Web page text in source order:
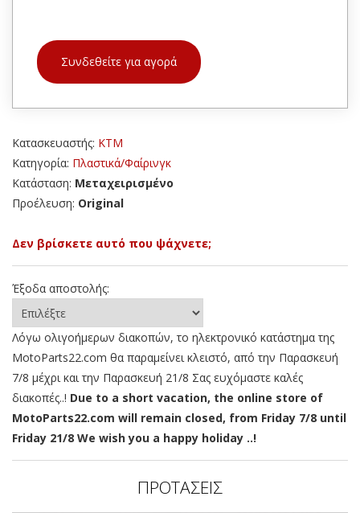
Συνδεθείτε για αγορά
Κατασκευαστής: KTM
Κατηγορία: Πλαστικά/Φαίρινγκ
Κατάσταση: Μεταχειρισμένο
Προέλευση: Original
Δεν βρίσκετε αυτό που ψάχνετε;
Έξοδα αποστολής:
Λόγω ολιγοήμερων διακοπών, το ηλεκτρονικό κατάστημα της
MotoParts22.com θα παραμείνει κλειστό, από την Παρασκευή
7/8 μέχρι και την Παρασκευή 21/8 Σας ευχόμαστε καλές
διακοπές..! Due to a short vacation, the online store of
MotoParts22.com will remain closed, from Friday 7/8 until
Friday 21/8 We wish you a happy holiday ..!
ΠΡΟΤΑΣΕΙΣ